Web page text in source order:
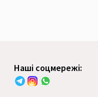
Наші соцмережі: